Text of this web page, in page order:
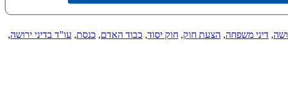
, דיני משפחה, הצעת חוק, חוק יסוד, כבוד האדם, כנסת, עו"ד בדיני ירושה,